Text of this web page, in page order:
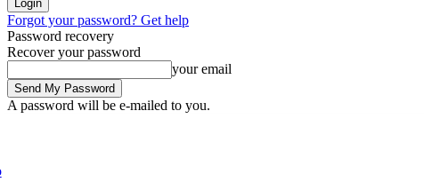
Forgot your password? Get help
Password recovery
Recover your password
your email
A password will be e-mailed to you.